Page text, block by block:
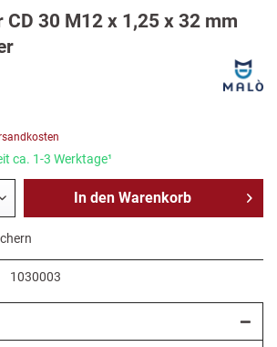
30 M12 x 1,25 x 32 mm
ca. 1-3 Werktage¹
In den Warenkorb
1030003